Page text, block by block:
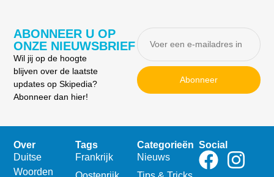
ABONNEER U OP
ONZE NIEUWSBRIEF
Wil jij op de hoogte
blijven over de laatste
updates op Skipedia?
Abonneer dan hier!
Abonneer
Over
Duitse
Woorden
Tags
Frankrijk
Categorieën
Nieuws
Social